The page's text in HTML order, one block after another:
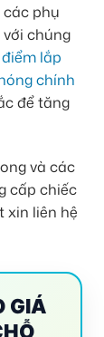
phụ
chúng
lắp
chính
để tăng
và các
cấp chiếc
xin liên hệ
GIÁ